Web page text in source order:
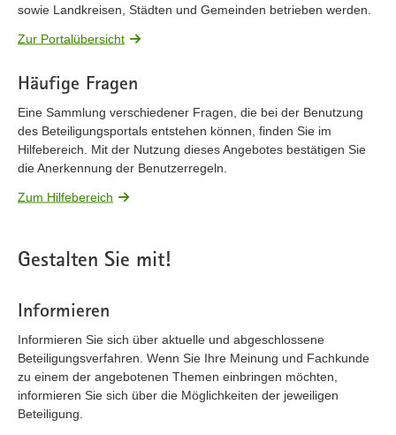
sowie Landkreisen, Städten und Gemeinden betrieben werden.
Zur Portalübersicht
Häufige Fragen
Eine Sammlung verschiedener Fragen, die bei der Benutzung
des Beteiligungsportals entstehen können, finden Sie im
Hilfebereich. Mit der Nutzung dieses Angebotes bestätigen Sie
die Anerkennung der Benutzerregeln.
Zum Hilfebereich
Gestalten Sie mit!
Informieren
Informieren Sie sich über aktuelle und abgeschlossene
Beteiligungsverfahren. Wenn Sie Ihre Meinung und Fachkunde
zu einem der angebotenen Themen einbringen möchten,
informieren Sie sich über die Möglichkeiten der jeweiligen
Beteiligung.